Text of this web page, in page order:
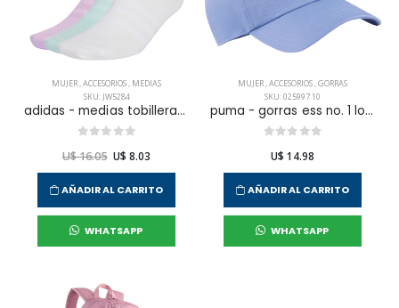
MUJER,ACCESORIOS, MEDIAS
SKU: JW5284
adidas - medias tobilleras t spw low 3p para mujer
U$ 16.05 U$ 8.03
AÑADIR AL CARRITO
WHATSAPP
MUJER,ACCESORIOS,GORRAS
SKU: 025997 10
puma - gorras ess no. 1 logo para mujer
U$ 14.98
AÑADIR AL CARRITO
WHATSAPP